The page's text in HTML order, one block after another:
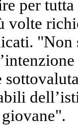
per
volte